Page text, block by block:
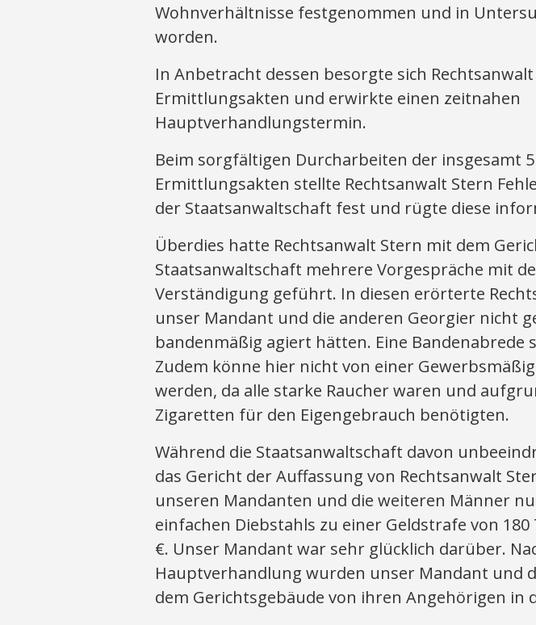
Wohnverhältnisse festgenommen und in
worden.
In Anbetracht dessen besorgte sich
Ermittlungsakten und erwirkte einen zeitnahen
Hauptverhandlungstermin.
Beim sorgfältigen Durcharbeiten der insgesamt
Ermittlungsakten stellte Rechtsanwalt Stern
der Staatsanwaltschaft fest und rügte diese
Überdies hatte Rechtsanwalt Stern mit dem
Staatsanwaltschaft mehrere Vorgespräche mit
Verständigung geführt. In diesen erörterte
unser Mandant und die anderen Georgier nicht
bandenmäßig agiert hätten. Eine Bandenabrede
Zudem könne hier nicht von einer
werden, da alle starke Raucher waren und
Zigaretten für den Eigengebrauch benötigten.
Während die Staatsanwaltschaft davon
das Gericht der Auffassung von Rechtsanwalt
unseren Mandanten und die weiteren Männer
einfachen Diebstahls zu einer Geldstrafe von 180
€. Unser Mandant war sehr glücklich darüber.
Hauptverhandlung wurden unser Mandant und
dem Gerichtsgebäude von ihren Angehörigen in